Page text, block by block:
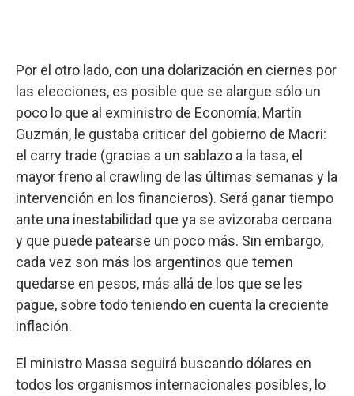
Por el otro lado, con una dolarización en ciernes por
las elecciones, es posible que se alargue sólo un
poco lo que al exministro de Economía, Martín
Guzmán, le gustaba criticar del gobierno de Macri:
el carry trade (gracias a un sablazo a la tasa, el
mayor freno al crawling de las últimas semanas y la
intervención en los financieros). Será ganar tiempo
ante una inestabilidad que ya se avizoraba cercana
y que puede patearse un poco más. Sin embargo,
cada vez son más los argentinos que temen
quedarse en pesos, más allá de los que se les
pague, sobre todo teniendo en cuenta la creciente
inflación.
El ministro Massa seguirá buscando dólares en
todos los organismos internacionales posibles, lo